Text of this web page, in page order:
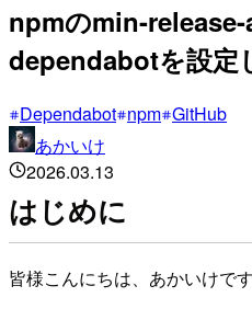
npmのmin-
dependabotを設定
Dependabot npm GitHub
あかいけ
2026.03.13
はじめに
皆様こんにちは、あかいけです